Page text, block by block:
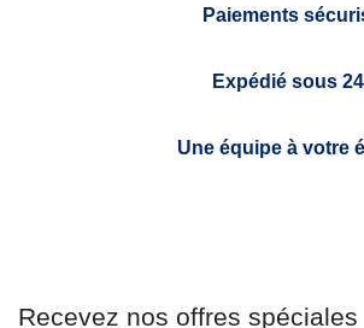
Paiements
Expédié sous
Une équipe à votre
Recevez nos offres spéciales